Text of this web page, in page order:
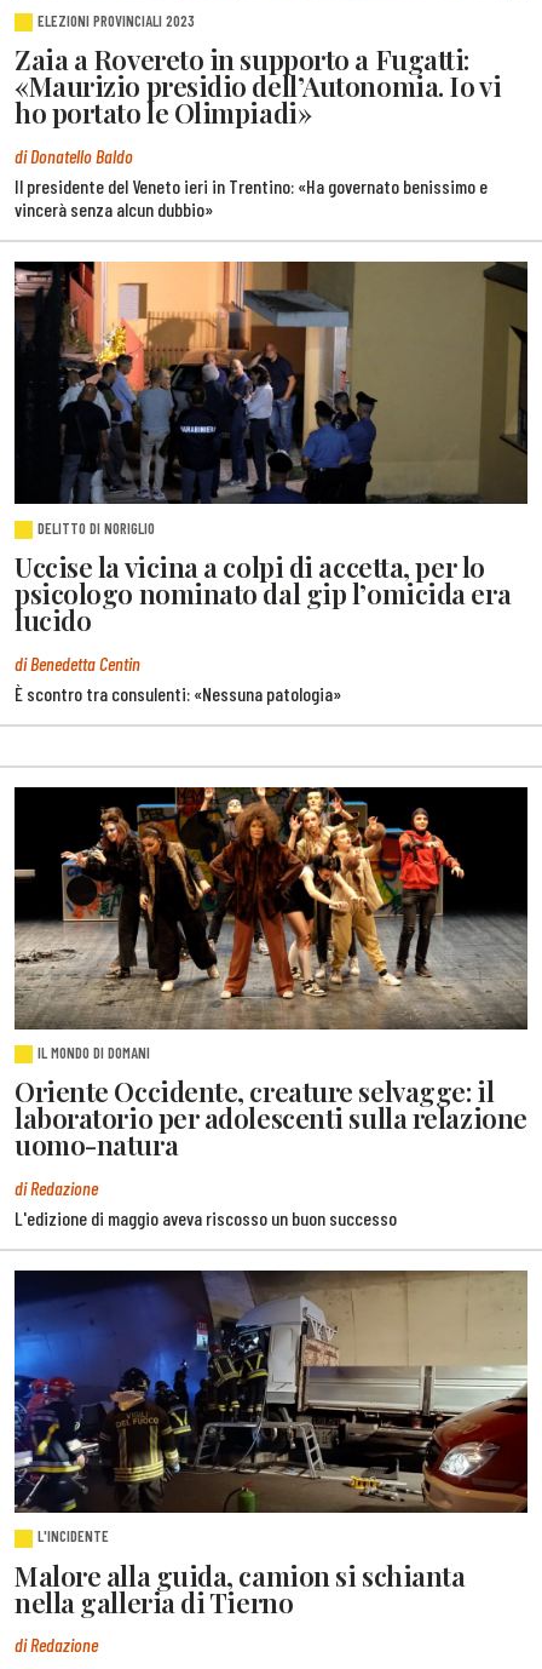
ELEZIONI PROVINCIALI 2023
Zaia a Rovereto in supporto a Fugatti:
«Maurizio presidio dell’Autonomia. Io vi
ho portato le Olimpiadi»
di Donatello Baldo
Il presidente del Veneto ieri in Trentino: «Ha governato benissimo e
vincerà senza alcun dubbio»
DELITTO DI NORIGLIO
Uccise la vicina a colpi di accetta, per lo
psicologo nominato dal gip l’omicida era
lucido
di Benedetta Centin
È scontro tra consulenti: «Nessuna patologia»
IL MONDO DI DOMANI
Oriente Occidente, creature selvagge: il
laboratorio per adolescenti sulla relazione
uomo-natura
di Redazione
L'edizione di maggio aveva riscosso un buon successo
L'INCIDENTE
Malore alla guida, camion si schianta
nella galleria di Tierno
di Redazione